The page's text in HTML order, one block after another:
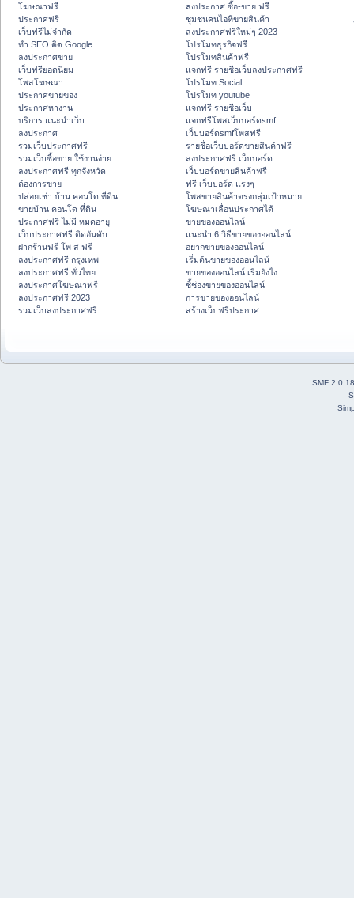
โฆษณาฟรี
ประกาศฟรี
เว็บฟรีไม่จำกัด
ทำ SEO ติด Google
ลงประกาศขาย
เว็บฟรียอดนิยม
โพสโฆษณา
ประกาศขายของ
ประกาศหางาน
บริการ แนะนำเว็บ
ลงประกาศ
รวมเว็บประกาศฟรี
รวมเว็บซื้อขาย ใช้งานง่าย
ลงประกาศฟรี ทุกจังหวัด
ต้องการขาย
ปล่อยเช่า บ้าน คอนโด ที่ดิน
ขายบ้าน คอนโด ที่ดิน
ประกาศฟรี ไม่มี หมดอายุ
เว็บประกาศฟรี ติดอันดับ
ฝากร้านฟรี โพ ส ฟรี
ลงประกาศฟรี กรุงเทพ
ลงประกาศฟรี ทั่วไทย
ลงประกาศโฆษณาฟรี
ลงประกาศฟรี 2023
รวมเว็บลงประกาศฟรี
ลงประกาศ ซื้อ-ขาย ฟรี
ชุมชนคนไอทีขายสินค้า
ลงประกาศฟรีใหม่ๆ 2023
โปรโมทธุรกิจฟรี
โปรโมทสินค้าฟรี
แจกฟรี รายชื่อเว็บลงประกาศฟรี
โปรโมท Social
โปรโมท youtube
แจกฟรี รายชื่อเว็บ
แจกฟรีโพสเว็บบอร์ดsmf
เว็บบอร์ดsmfโพสฟรี
รายชื่อเว็บบอร์ดขายสินค้าฟรี
ลงประกาศฟรี เว็บบอร์ด
เว็บบอร์ดขายสินค้าฟรี
ฟรี เว็บบอร์ด แรงๆ
โพสขายสินค้าตรงกลุ่มเป้าหมาย
โฆษณาเลื่อนประกาศได้
ขายของออนไลน์
แนะนำ 6 วิธีขายของออนไลน์
อยากขายของออนไลน์
เริ่มต้นขายของออนไลน์
ขายของออนไลน์ เริ่มยังไง
ชี้ช่องขายของออนไลน์
การขายของออนไลน์
สร้างเว็บฟรีประกาศ
SMF 2.0.18